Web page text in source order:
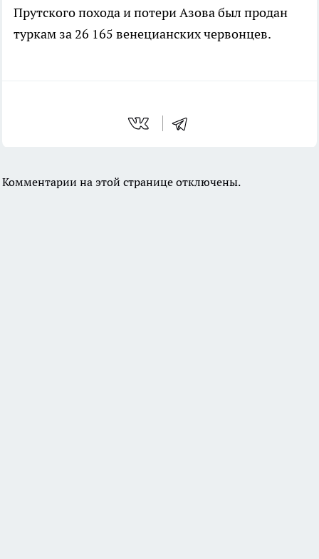
Прутского похода и потери Азова был продан
туркам за 26 165 венецианских червонцев.
Комментарии на этой странице отключены.